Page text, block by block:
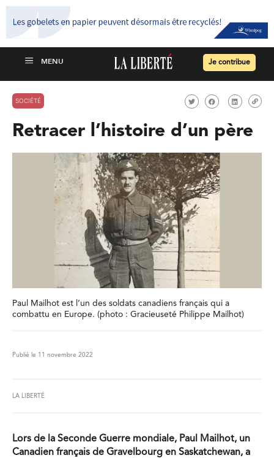
Je contribue
SOCIÉTÉ
Retracer l’histoire d’un père
Paul Mailhot est l’un des soldats canadiens français qui a
combattu en Europe. (photo : Gracieuseté Philippe Mailhot)
Publié le 11 novembre 2022
LA LIBERTÉ
Lors de la Seconde Guerre mondiale, Paul Mailhot, un
Canadien français de Gravelbourg en Saskatchewan, a